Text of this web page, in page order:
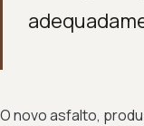
O novo asfalto,